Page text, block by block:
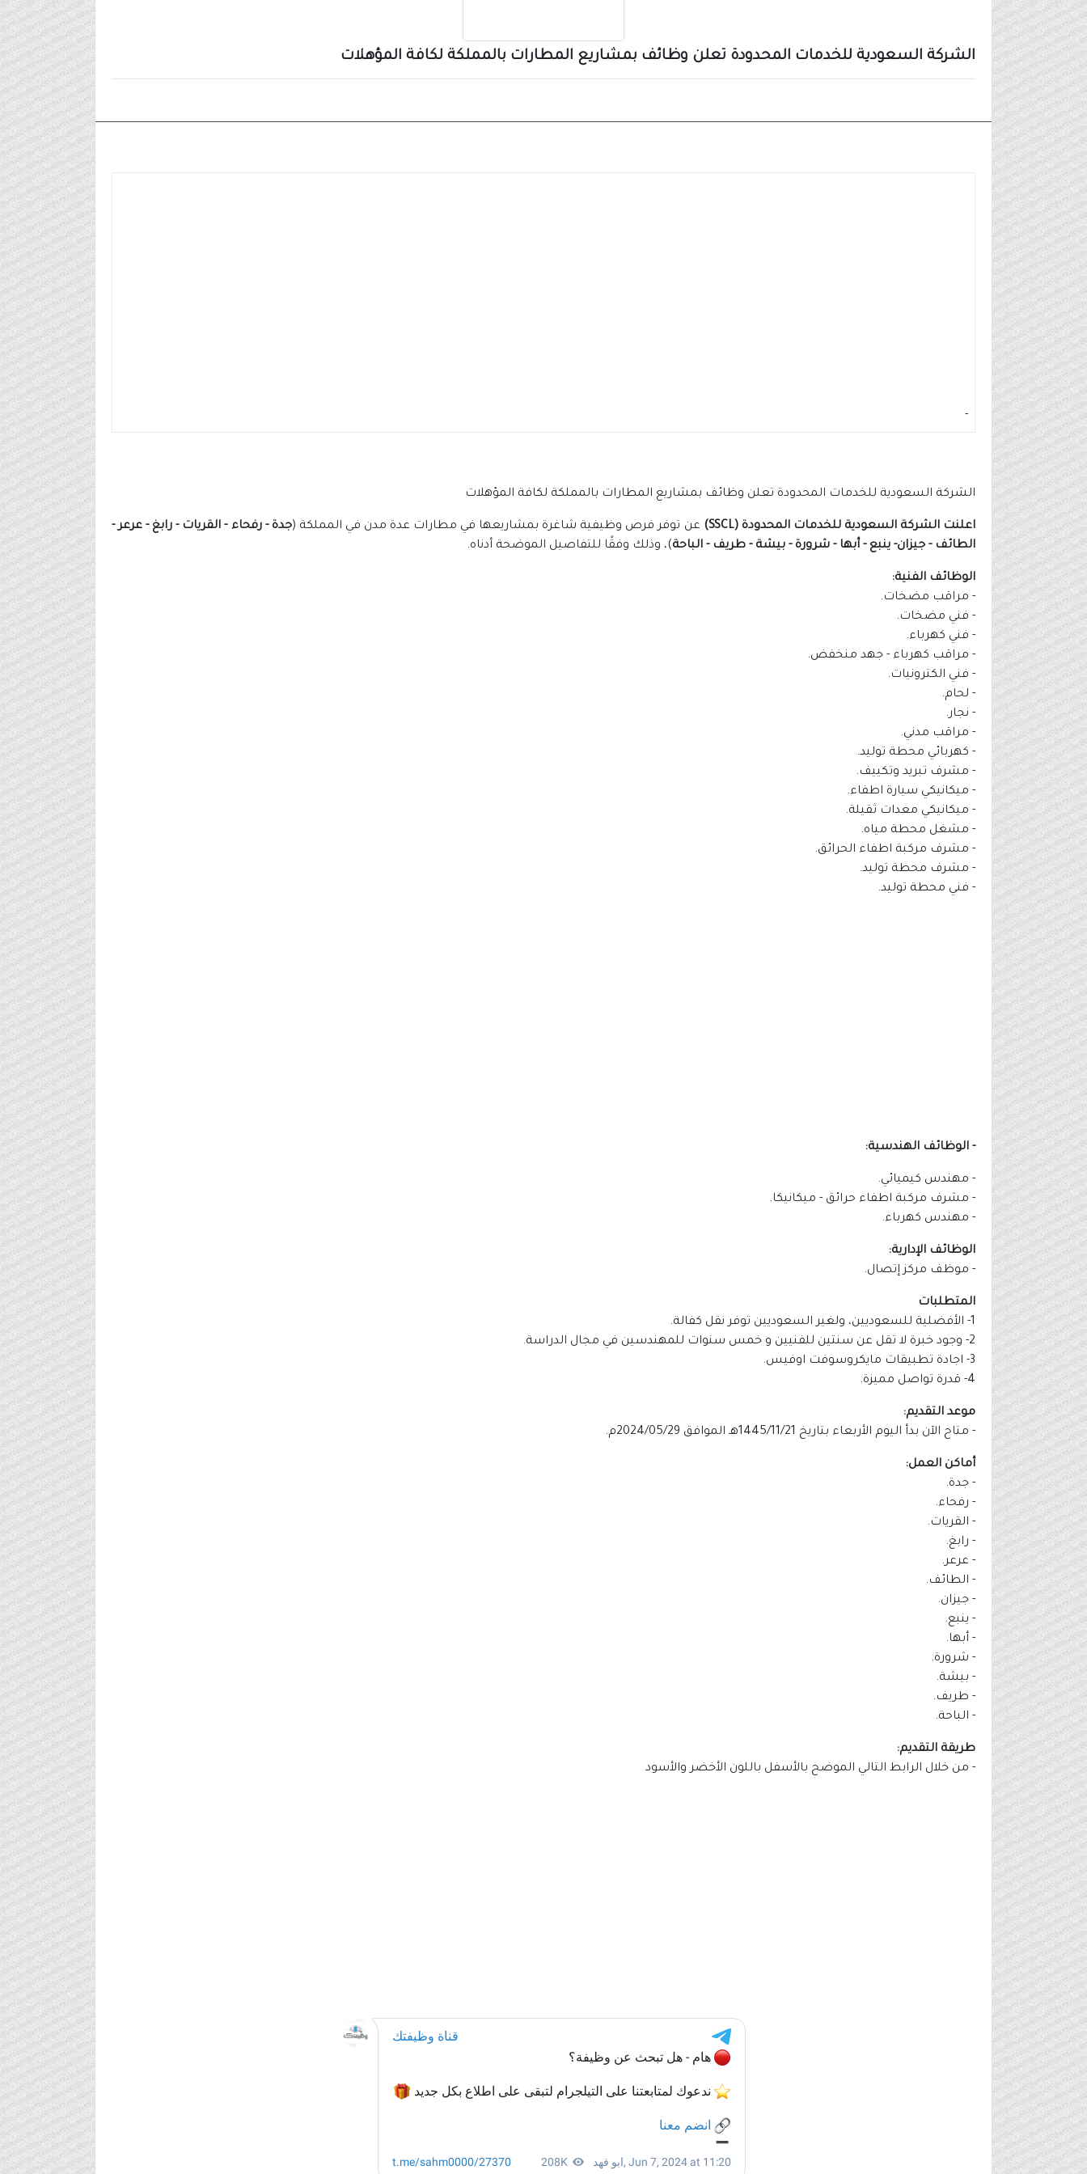
الشركة السعودية للخدمات المحدودة تعلن وظائف بمشاريع المطارات بالمملكة لكافة المؤهلات
-
الشركة السعودية للخدمات المحدودة تعلن وظائف بمشاريع المطارات بالمملكة لكافة المؤهلات
اعلنت الشركة السعودية للخدمات المحدودة (SSCL) عن توفر فرص وظيفية شاغرة بمشاريعها في مطارات عدة مدن في المملكة (جدة - رفحاء - القريات - رابغ - عرعر -
الطائف - جيزان- ينبع - أبها - شرورة - بيشة - طريف - الباحة)، وذلك وفقًا للتفاصيل الموضحة أدناه.
الوظائف الفنية:
- مراقب مضخات.
- فني مضخات.
- فني كهرباء.
- مراقب كهرباء - جهد منخفض.
- فني الكترونيات.
- لحام.
- نجار.
- مراقب مدني.
- كهربائي محطة توليد.
- مشرف تبريد وتكييف.
- ميكانيكي سيارة اطفاء.
- ميكانيكي معدات ثقيلة.
- مشغل محطة مياه.
- مشرف مركبة اطفاء الحرائق.
- مشرف محطة توليد.
- فني محطة توليد.
- الوظائف الهندسية:
- مهندس كيميائي.
- مشرف مركبة اطفاء حرائق - ميكانيكا.
- مهندس كهرباء.
الوظائف الإدارية:
- موظف مركز إتصال.
المتطلبات
1- الأفضلية للسعوديين، ولغير السعوديين توفر نقل كفالة.
2- وجود خبرة لا تقل عن سنتين للفنيين و خمس سنوات للمهندسين في مجال الدراسة.
3- اجادة تطبيقات مايكروسوفت اوفيس.
4- قدرة تواصل مميزة.
موعد التقديم:
- متاح الآن بدأ اليوم الأربعاء بتاريخ 1445/11/21هـ الموافق 2024/05/29م.
أماكن العمل:
- جدة.
- رفحاء.
- القريات.
- رابغ.
- عرعر.
- الطائف.
- جيزان.
- ينبع.
- أبها.
- شرورة.
- بيشة.
- طريف.
- الباحة.
طريقة التقديم:
- من خلال الرابط التالي الموضح بالأسفل باللون الأخضر والأسود